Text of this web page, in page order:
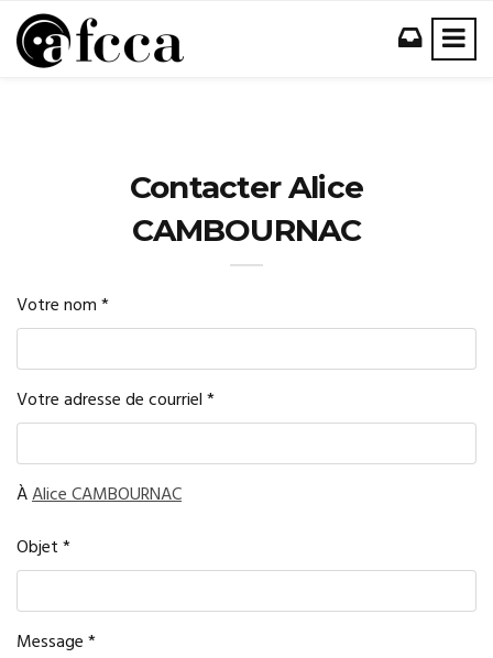
Contacter Alice
CAMBOURNAC
Votre nom*
Votre adresse de courriel*
ÀAlice CAMBOURNAC
Objet*
Message*